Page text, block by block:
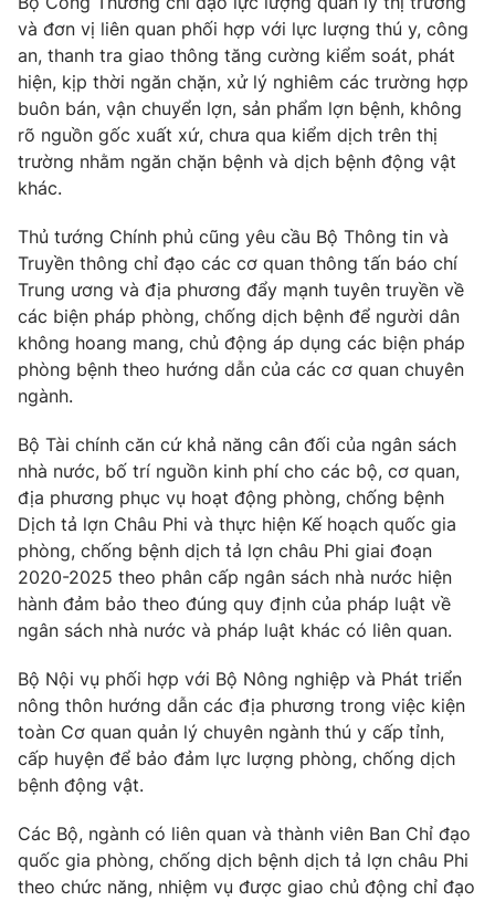
và đơn vị liên quan phối hợp với lực lượng thú y, công
an, thanh tra giao thông tăng cường kiểm soát, phát
hiện, kịp thời ngăn chặn, xử lý nghiêm các trường hợp
buôn bán, vận chuyển lợn, sản phẩm lợn bệnh, không
rõ nguồn gốc xuất xứ, chưa qua kiểm dịch trên thị
trường nhằm ngăn chặn bệnh và dịch bệnh động vật
khác.
Thủ tướng Chính phủ cũng yêu cầu Bộ Thông tin và
Truyền thông chỉ đạo các cơ quan thông tấn báo chí
Trung ương và địa phương đẩy mạnh tuyên truyền về
các biện pháp phòng, chống dịch bệnh để người dân
không hoang mang, chủ động áp dụng các biện pháp
phòng bệnh theo hướng dẫn của các cơ quan chuyên
ngành.
Bộ Tài chính căn cứ khả năng cân đối của ngân sách
nhà nước, bố trí nguồn kinh phí cho các bộ, cơ quan,
địa phương phục vụ hoạt động phòng, chống bệnh
Dịch tả lợn Châu Phi và thực hiện Kế hoạch quốc gia
phòng, chống bệnh dịch tả lợn châu Phi giai đoạn
2020-2025 theo phân cấp ngân sách nhà nước hiện
hành đảm bảo theo đúng quy định của pháp luật về
ngân sách nhà nước và pháp luật khác có liên quan.
Bộ Nội vụ phối hợp với Bộ Nông nghiệp và Phát triển
nông thôn hướng dẫn các địa phương trong việc kiện
toàn Cơ quan quản lý chuyên ngành thú y cấp tỉnh,
cấp huyện để bảo đảm lực lượng phòng, chống dịch
bệnh động vật.
Các Bộ, ngành có liên quan và thành viên Ban Chỉ đạo
quốc gia phòng, chống dịch bệnh dịch tả lợn châu Phi
theo chức năng, nhiệm vụ được giao chủ động chỉ đạo